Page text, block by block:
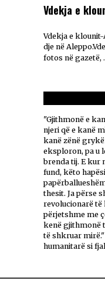
Vdekja e
Vdekja e
dje në
fotos në gazetë,
"Gjithmonë e
njeri që e kanë
kanë zënë
eksploron, pa u
brenda tij. E kur
fund, këto
thesit. Ja përse
revolucionarë të
përjetshme me
kenë gjithmonë
të shkruar
humanitarë si